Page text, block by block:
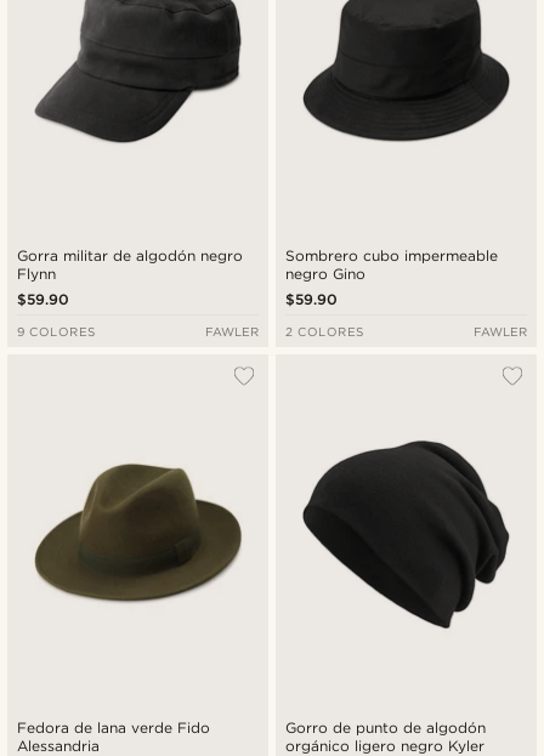
Gorra militar de algodón negro
Flynn
$59.90
9 COLORES FAWLER
Sombrero cubo impermeable
negro Gino
$59.90
2 COLORES FAWLER
Fedora de lana verde Fido
Alessandria
Gorro de punto de algodón
orgánico ligero negro Kyler